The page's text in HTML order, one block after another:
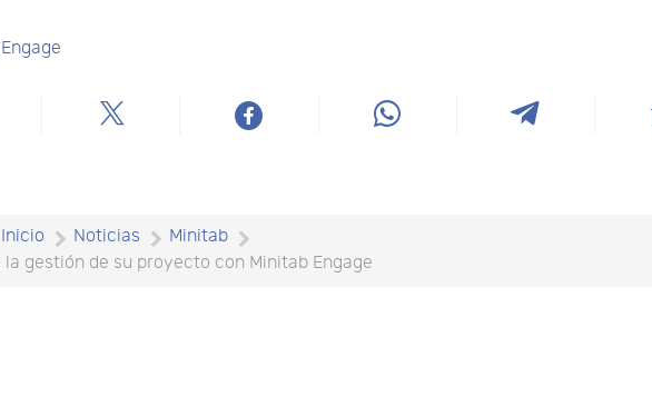
Inicio Noticias
Minitab
la gestión de su proyecto con Minitab Engage